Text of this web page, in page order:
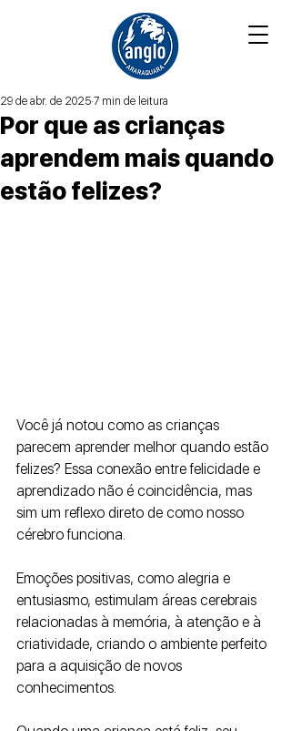
Por que as crianças
aprendem mais quando
estão felizes?
29 de abr. de 2025 7 min de leitura
Você já notou como as crianças
parecem aprender melhor quando estão
felizes? Essa conexão entre felicidade e
aprendizado não é coincidência, mas
sim um reflexo direto de como nosso
cérebro funciona.
Emoções positivas, como alegria e
entusiasmo, estimulam áreas cerebrais
relacionadas à memória, à atenção e à
criatividade, criando o ambiente perfeito
para a aquisição de novos
conhecimentos.